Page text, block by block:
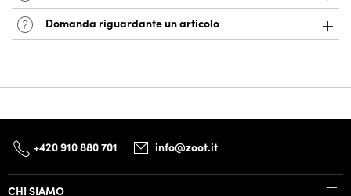
Domanda riguardante un articolo
+420 910 880 701 info@zoot.it
CHI SIAMO